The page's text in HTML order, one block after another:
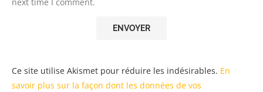
Ce site utilise Akismet pour réduire les indésirables. En
savoir plus sur la façon dont les données de vos